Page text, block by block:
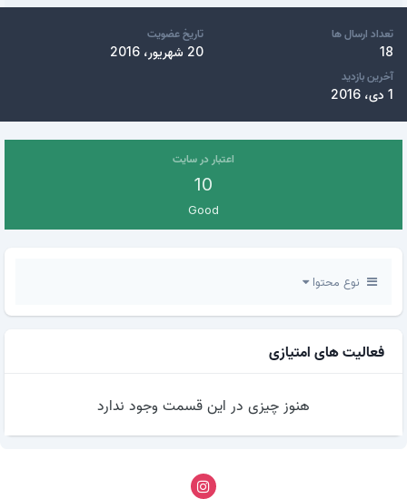
تعداد ارسال ها
18
تاریخ عضویت
20 شهریور، 2016
آخرین بازدید
اعتبار در سایت
10
Good
نوع محتوا
فعالیت های امتیازی
هنوز چیزی در این قسمت وجود ندارد